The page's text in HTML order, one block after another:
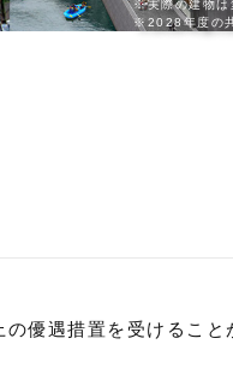
優遇措置を受けること